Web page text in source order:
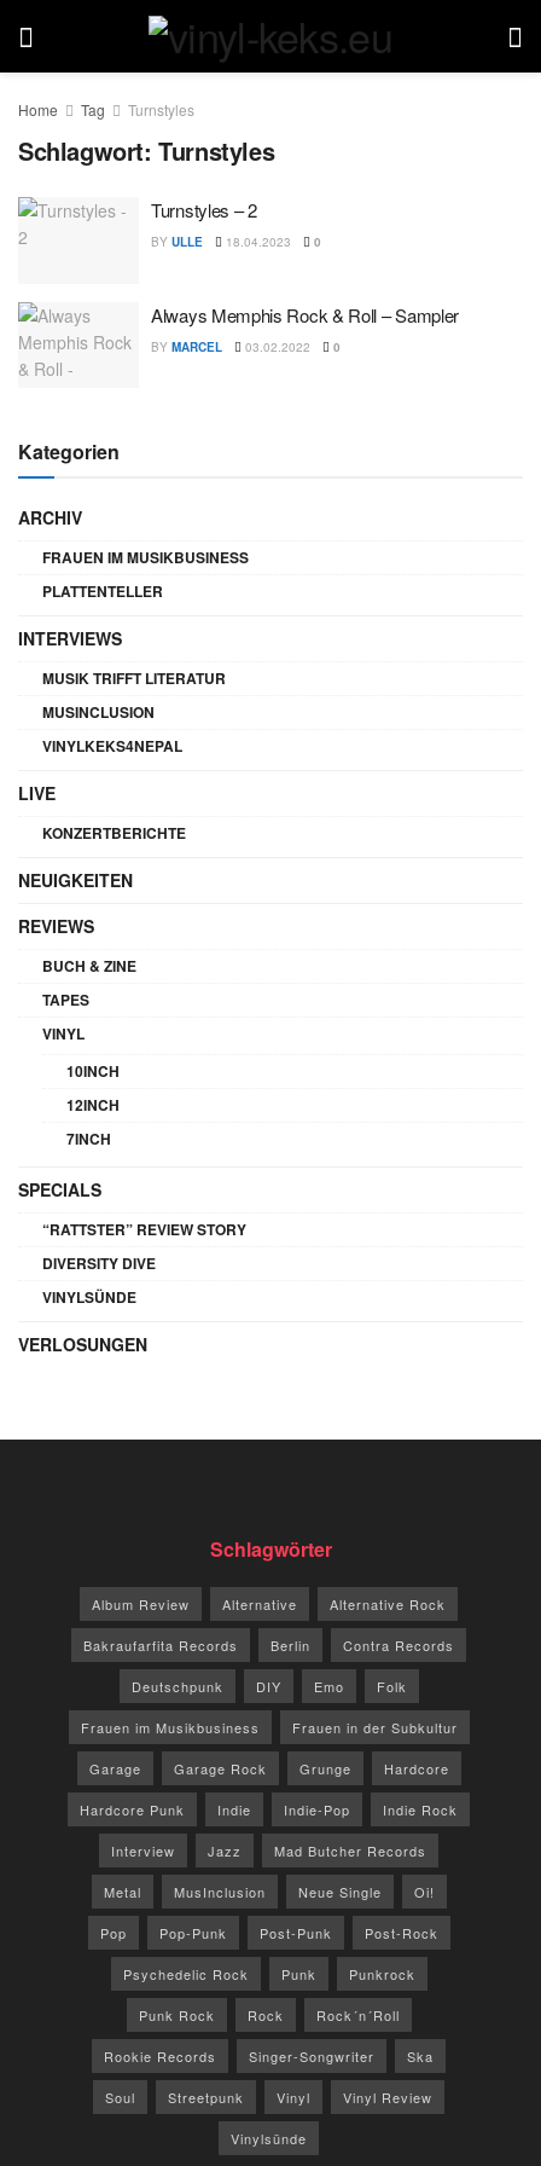
Home Tag Turnstyles
Schlagwort:Turnstyles
Turnstyles – 2
BY ULLE 18.04.2023 0
Always Memphis Rock & Roll – Sampler
BY MARCEL 03.02.2022 0
Kategorien
ARCHIV
FRAUEN IM MUSIKBUSINESS
PLATTENTELLER
INTERVIEWS
MUSIK TRIFFT LITERATUR
MUSINCLUSION
VINYLKEKS4NEPAL
LIVE
KONZERTBERICHTE
NEUIGKEITEN
REVIEWS
BUCH & ZINE
TAPES
VINYL
10INCH
12INCH
7INCH
SPECIALS
“RATTSTER” REVIEW STORY
DIVERSITY DIVE
VINYLSÜNDE
VERLOSUNGEN
Schlagwörter
Album Review Alternative Alternative Rock
Bakraufarfita Records Berlin Contra Records
Deutschpunk DIY Emo Folk
Frauen im Musikbusiness Frauen in der Subkultur
Garage Garage Rock Grunge Hardcore
Hardcore Punk Indie Indie-Pop Indie Rock
Interview Jazz Mad Butcher Records
Metal MusInclusion Neue Single Oi!
Pop Pop-Punk Post-Punk Post-Rock
Psychedelic Rock Punk Punkrock
Punk Rock Rock Rock´n´Roll
Rookie Records Singer-Songwriter Ska
Soul Streetpunk Vinyl Vinyl Review
Vinylsünde